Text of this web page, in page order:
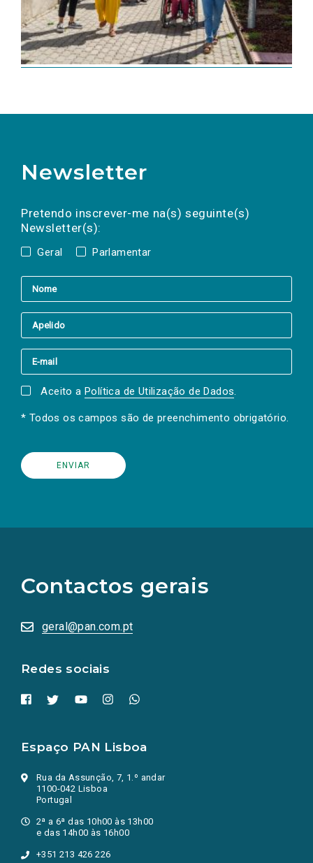
Newsletter
Pretendo inscrever-me na(s) seguinte(s)
Newsletter(s):
Geral Parlamentar
a(s) newsletter(s).
mail
Aceito a Política de Utilização de Dados.
* Todos os campos são de preenchimento obrigatório.
Contactos gerais
geral@pan.com.pt
Redes sociais
redes
sociais
numa
nova
Espaço PAN Lisboa
Rua da Assunção, 7, 1.º andar
1100-042 Lisboa
Portugal
2ª a 6ª das 10h00 às 13h00
e das 14h00 às 16h00
+351 213 426 226